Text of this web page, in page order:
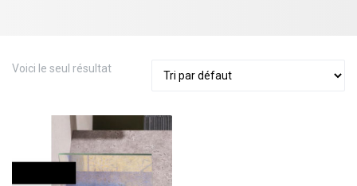
Voici le seul résultat